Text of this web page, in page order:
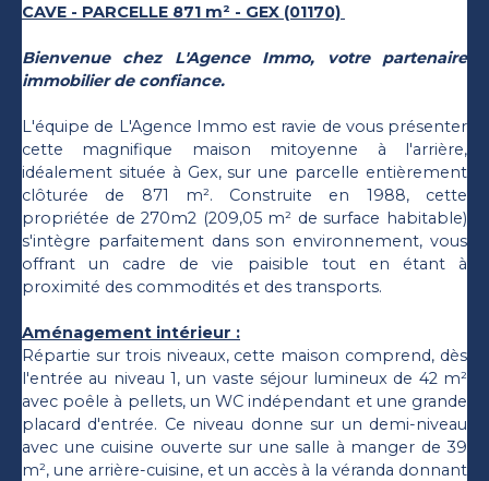
CAVE - PARCELLE 871 m² - GEX (01170)
Bienvenue chez L'Agence Immo, votre partenaire
immobilier de confiance.
L'équipe de L'Agence Immo est ravie de vous présenter
cette magnifique maison mitoyenne à l'arrière,
idéalement située à Gex, sur une parcelle entièrement
clôturée de 871 m². Construite en 1988, cette
propriétée de 270m2 (209,05 m² de surface habitable)
s'intègre parfaitement dans son environnement, vous
offrant un cadre de vie paisible tout en étant à
proximité des commodités et des transports.
Aménagement intérieur :
Répartie sur trois niveaux, cette maison comprend, dès
l'entrée au niveau 1, un vaste séjour lumineux de 42 m²
avec poêle à pellets, un WC indépendant et une grande
placard d'entrée. Ce niveau donne sur un demi-niveau
avec une cuisine ouverte sur une salle à manger de 39
m², une arrière-cuisine, et un accès à la véranda donnant